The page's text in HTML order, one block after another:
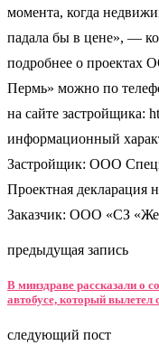
момента, когда
падала бы в цене», —
подробнее о проектах
Пермь» можно по
на сайте застройщика:
информационный
Застройщик: ООО
Проектная декларация
Заказчик: ООО «СЗ
предыдущая запись
В минздраве рассказали о
автобусе, который вылетел
следующий пост